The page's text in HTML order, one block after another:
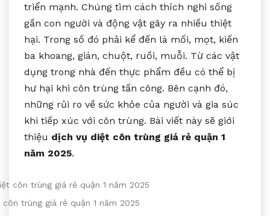
triển mạnh. Chúng tìm cách thích nghi sống
gần con người và động vật gây ra nhiều thiệt
hại. Trong số đó phải kể đến là mối, mọt, kiến
ba khoang, gián, chuột, ruồi, muỗi. Từ các vật
dụng trong nhà đến thực phẩm đều có thể bị
hư hại khi côn trùng tấn công. Bên cạnh đó,
những rủi ro về sức khỏe của người và gia súc
khi tiếp xúc với côn trùng. Bài viết này sẽ giới
thiệu dịch vụ diệt côn trùng giá rẻ quận 1
năm 2025.
côn trùng giá rẻ quận 1 năm 2025